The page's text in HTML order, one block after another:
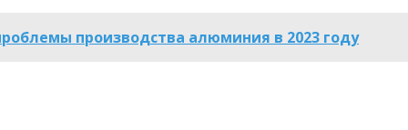
производства алюминия в 2023 году